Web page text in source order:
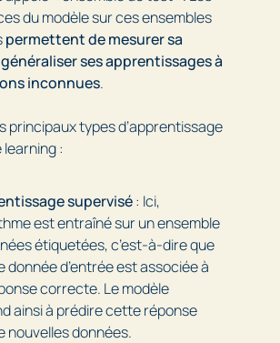
du modèle sur ces ensembles
permettent de mesurer sa
ses apprentissages à
inconnues.
principaux types d’apprentissage
:
supervisé: Ici,
est entraîné sur un ensemble
étiquetées, c’est-à-dire que
donnée d’entrée est associée à
correcte. Le modèle
ainsi à prédire cette réponse
nouvelles données.